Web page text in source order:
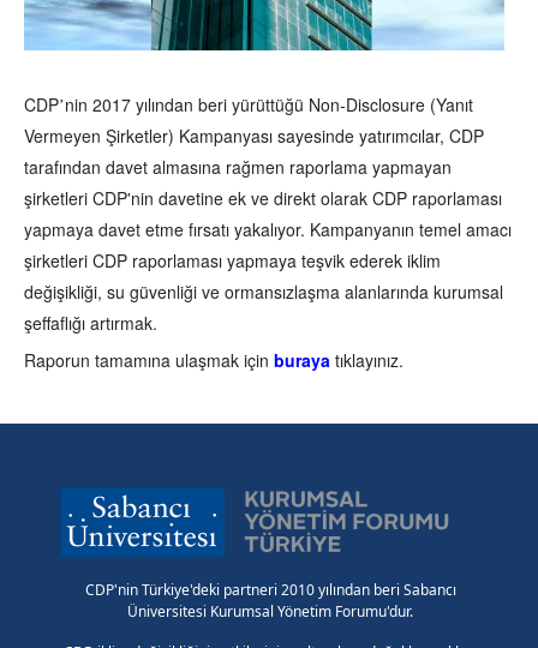
CDP’nin 2017 yılından beri yürüttüğü Non-Disclosure (Yanıt
Vermeyen Şirketler) Kampanyası sayesinde yatırımcılar, CDP
tarafından davet almasına rağmen raporlama yapmayan
şirketleri CDP'nin davetine ek ve direkt olarak CDP raporlaması
yapmaya davet etme fırsatı yakalıyor. Kampanyanın temel amacı
şirketleri CDP raporlaması yapmaya teşvik ederek iklim
değişikliği, su güvenliği ve ormansızlaşma alanlarında kurumsal
şeffaflığı artırmak.
Raporun tamamına ulaşmak için buraya tıklayınız.
CDP'nin Türkiye'deki partneri 2010 yılından beri Sabancı
Üniversitesi Kurumsal Yönetim Forumu'dur.